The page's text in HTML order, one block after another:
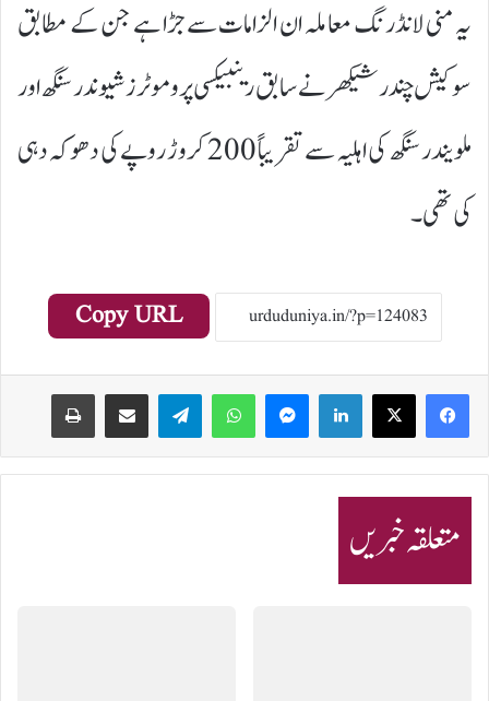
یہ منی لانڈرنگ معاملہ ان الزامات سے جڑا ہے جن کے مطابق
سوکیش چندر شیکھر نے سابق رینبیکسی پروموٹرز شیوندر سنگھ اور
ملویندر سنگھ کی اہلیہ سے تقریباً 200 کروڑ روپے کی دھوکہ دہی
کی تھی۔
Copy URL
LinkedIn
WhatsApp
Telegram
متعلقہ خبریں